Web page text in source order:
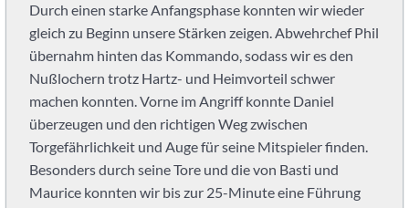
Handball
für
Kinder,
Jugendliche
und
Erwachsene.
Du
suchst
als
Durch einen starke Anfangsphase konnten wir wieder
gleich zu Beginn unsere Stärken zeigen. Abwehrchef Phil
übernahm hinten das Kommando, sodass wir es den
Nußlochern trotz Hartz- und Heimvorteil schwer
machen konnten. Vorne im Angriff konnte Daniel
überzeugen und den richtigen Weg zwischen
Torgefährlichkeit und Auge für seine Mitspieler finden.
Besonders durch seine Tore und die von Basti und
Maurice konnten wir bis zur 25-Minute eine Führung